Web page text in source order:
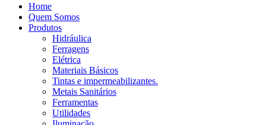
Home
Quem Somos
Produtos
Hidráulica
Ferragens
Elétrica
Materiais Básicos
Tintas e impermeabilizantes.
Metais Sanitários
Ferramentas
Utilidades